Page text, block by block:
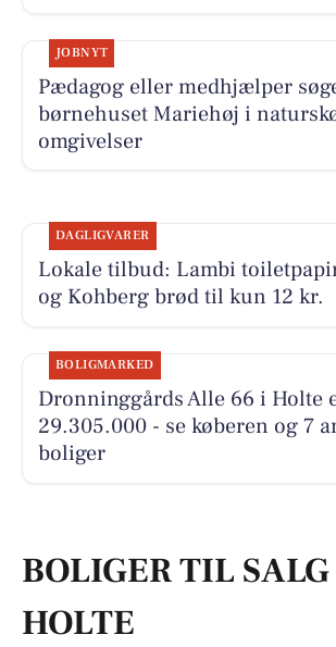
JOBNYT
Pædagog eller medhjælper
børnehuset Mariehøj i
omgivelser
DAGLIGVARER
Lokale tilbud: Lambi
og Kohberg brød til kun 12 kr.
BOLIGMARKED
Dronninggårds Alle 66 i Holte
29.305.000 - se køberen og 7
boliger
BOLIGER TIL
HOLTE